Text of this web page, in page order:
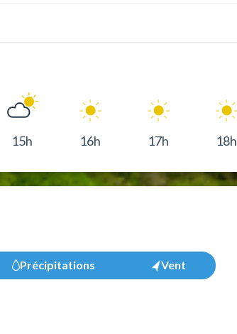
15h 16h 17h 18h
Précipitations Vent